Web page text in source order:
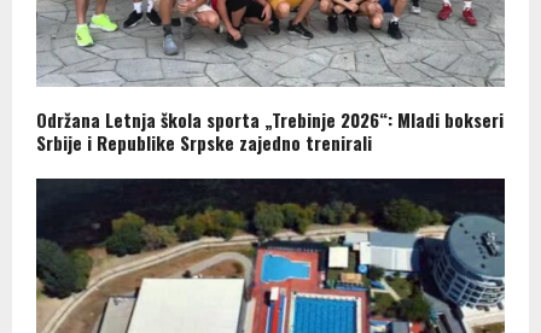
Održana Letnja škola sporta „Trebinje 2026“: Mladi bokseri
Srbije i Republike Srpske zajedno trenirali